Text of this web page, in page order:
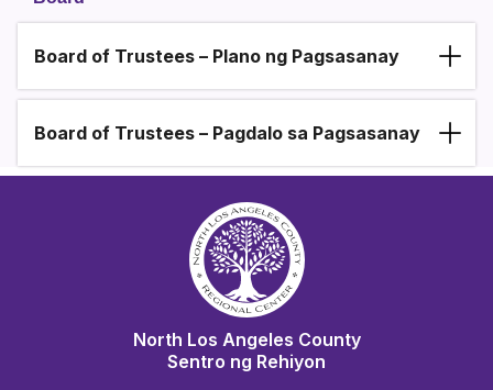
Section heading
Board of Trustees – Plano ng Pagsasanay
Board of Trustees – Pagdalo sa Pagsasanay
North Los Angeles County
Sentro ng Rehiyon